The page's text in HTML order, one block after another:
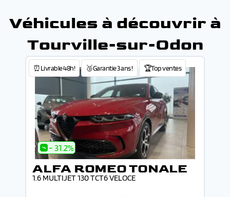
Véhicules à découvrir à
Tourville-sur-Odon
⏰Livrable 48h! 🥉Garantie 3 ans ! 🏆Top ventes
- 31.2%
ALFA ROMEO TONALE
1.6 MULTIJET 130 TCT6 VELOCE